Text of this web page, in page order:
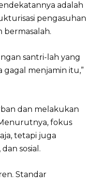
adalah
pengasuhan
santri-lah yang
menjamin itu,”
dan melakukan
fokus
tetapi juga
sosial.
Standar